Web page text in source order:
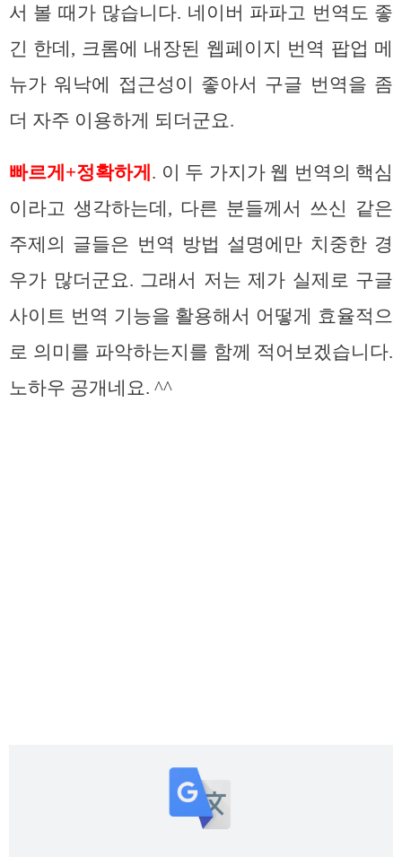
서 볼 때가 많습니다. 네이버 파파고 번역도 좋
긴 한데, 크롬에 내장된 웹페이지 번역 팝업 메
뉴가 워낙에 접근성이 좋아서 구글 번역을 좀
더 자주 이용하게 되더군요.
빠르게+정확하게 . 이 두 가지가 웹 번역의 핵심
이라고 생각하는데, 다른 분들께서 쓰신 같은
주제의 글들은 번역 방법 설명에만 치중한 경
우가 많더군요. 그래서 저는 제가 실제로 구글
사이트 번역 기능을 활용해서 어떻게 효율적으
로 의미를 파악하는지를 함께 적어보겠습니다.
노하우 공개네요. ^^